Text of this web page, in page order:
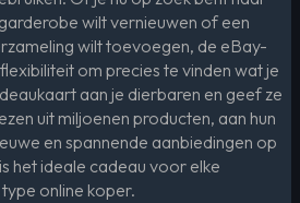
wilt vernieuwen of een
wilt toevoegen, de eBay-
om precies te vinden wat je
aan je dierbaren en geef ze
uit miljoenen producten, aan hun
en spannende aanbiedingen op
het ideale cadeau voor elke
online koper.